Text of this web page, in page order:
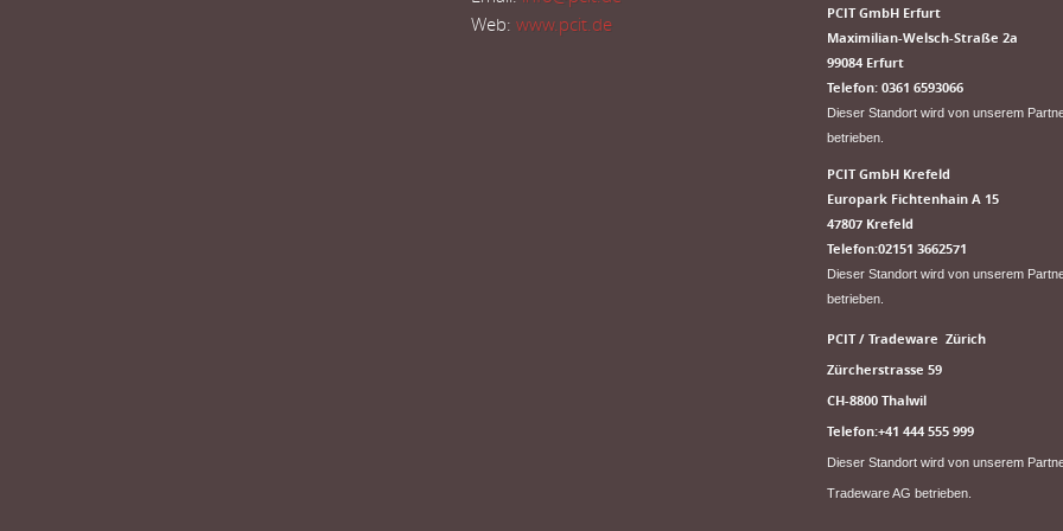
Web: www.pcit.de
PCIT GmbH Erfurt
​Maximilian-Welsch-Straße 2a
99084 Erfurt
Telefon: 0361 6593066
Dieser Standort wird von unserem
betrieben.
PCIT GmbH Krefeld
Europark Fichtenhain A 15
47807 Krefeld
Telefon:02151 3662571
Dieser Standort wird von unserem
betrieben.
PCIT / Tradeware Zürich
Zürcherstrasse 59
CH-8800 Thalwil
Telefon:+41 444 555 999
Dieser Standort wird von unserem
Tradeware AG betrieben.